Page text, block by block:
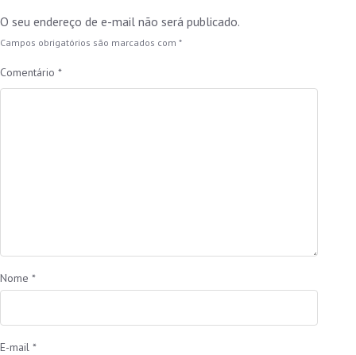
O seu endereço de e-mail não será publicado.
Campos obrigatórios são marcados com *
Comentário *
Nome *
E-mail *